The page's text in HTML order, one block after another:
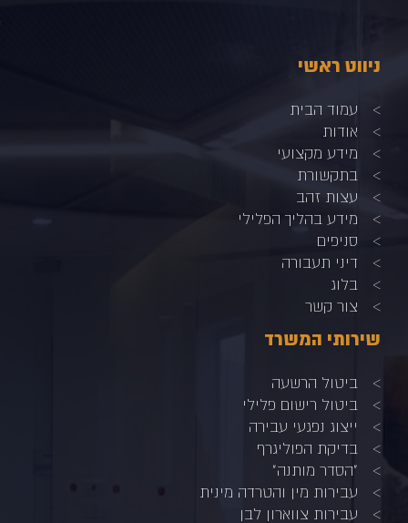
ניווט ראשי
עמוד הבית
אודות
מידע מקצועי
בתקשורת
עצות זהב
מידע בהליך הפלילי
סניפים
דיני תעבורה
בלוג
צור קשר
שירותי המשרד
ביטול הרשעה
ביטול רישום פלילי
ייצוג נפגעי עבירה
בדיקת הפוליגרף
"הסדר מותנה"
עבירות מין והטרדה מינית
עבירות צווארון לבן